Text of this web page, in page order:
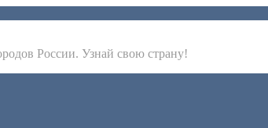
России. Узнай свою страну!